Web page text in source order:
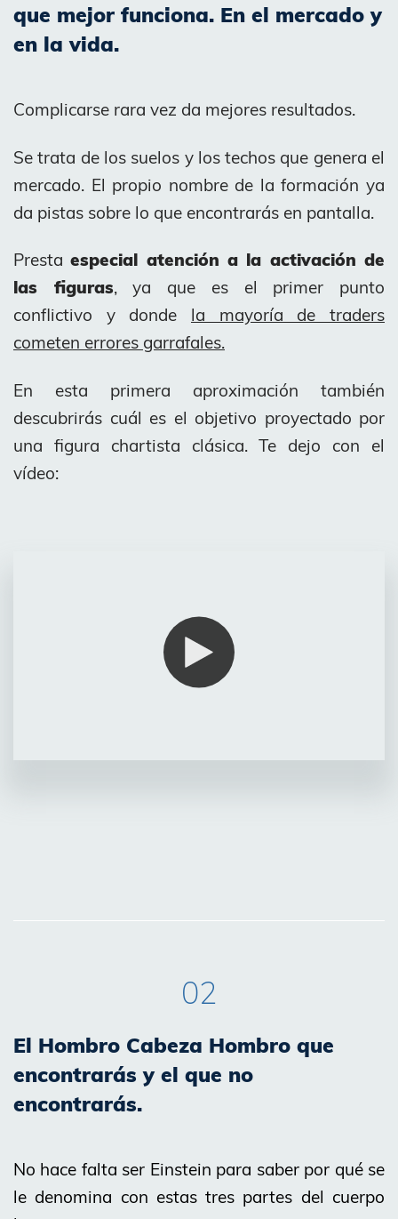
que mejor funciona. En el mercado y
en la vida.
Complicarse rara vez da mejores resultados.
Se trata de los suelos y los techos que genera el
mercado. El propio nombre de la formación ya
da pistas sobre lo que encontrarás en pantalla.
Prestaespecial atención a la activación de
las figuras, ya que es el primer punto
conflictivo y donde la mayoría de traders
cometen errores garrafales.
En esta primera aproximación también
descubrirás cuál es el objetivo proyectado por
una figura chartista clásica. Te dejo con el
vídeo:
02
El Hombro Cabeza Hombro que
encontrarás y el que no
encontrarás.
No hace falta ser Einstein para saber por qué se
le denomina con estas tres partes del cuerpo